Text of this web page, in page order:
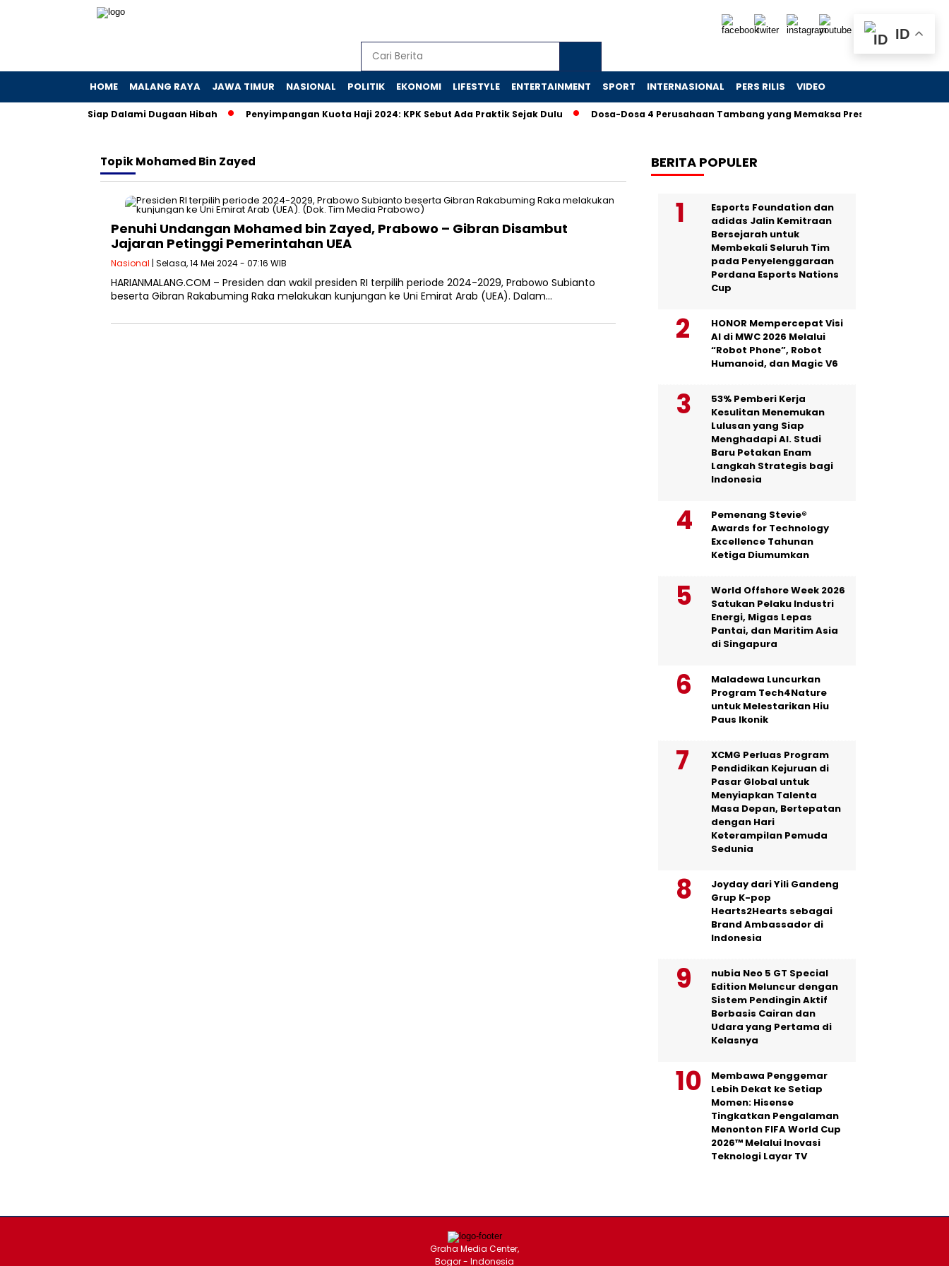
HOME MALANG RAYA JAWA TIMUR NASIONAL POLITIK EKONOMI LIFESTYLE ENTERTAINMENT SPORT INTERNASIONAL PERS RILIS VIDEO
Khofifah, KPK Siap Dalami Dugaan Hibah Penyimpangan Kuota Haji 2024: KPK Sebut Ada Praktik Sejak Dulu Dosa-Dosa 4 Perusahaan Tambang yang Memaksa Presiden Turun Tangan
TopikMohamed Bin Zayed
Penuhi Undangan Mohamed bin Zayed, Prabowo – Gibran Disambut
Jajaran Petinggi Pemerintahan UEA
Nasional | Selasa, 14 Mei 2024 - 07:16 WIB
HARIANMALANG.COM – Presiden dan wakil presiden RI terpilih periode 2024-2029, Prabowo Subianto
beserta Gibran Rakabuming Raka melakukan kunjungan ke Uni Emirat Arab (UEA). Dalam…
BERITA POPULER
Esports Foundation dan
adidas Jalin Kemitraan
Bersejarah untuk
Membekali Seluruh Tim
pada Penyelenggaraan
Perdana Esports Nations
Cup
HONOR Mempercepat Visi
AI di MWC 2026 Melalui
“Robot Phone”, Robot
Humanoid, dan Magic V6
53% Pemberi Kerja
Kesulitan Menemukan
Lulusan yang Siap
Menghadapi AI. Studi
Baru Petakan Enam
Langkah Strategis bagi
Indonesia
Pemenang Stevie®
Awards for Technology
Excellence Tahunan
Ketiga Diumumkan
World Offshore Week 2026
Satukan Pelaku Industri
Energi, Migas Lepas
Pantai, dan Maritim Asia
di Singapura
Maladewa Luncurkan
Program Tech4Nature
untuk Melestarikan Hiu
Paus Ikonik
XCMG Perluas Program
Pendidikan Kejuruan di
Pasar Global untuk
Menyiapkan Talenta
Masa Depan, Bertepatan
dengan Hari
Keterampilan Pemuda
Sedunia
Joyday dari Yili Gandeng
Grup K-pop
Hearts2Hearts sebagai
Brand Ambassador di
Indonesia
nubia Neo 5 GT Special
Edition Meluncur dengan
Sistem Pendingin Aktif
Berbasis Cairan dan
Udara yang Pertama di
Kelasnya
Membawa Penggemar
Lebih Dekat ke Setiap
Momen: Hisense
Tingkatkan Pengalaman
Menonton FIFA World Cup
2026™ Melalui Inovasi
Teknologi Layar TV
ID
Graha Media Center,
Bogor - Indonesia